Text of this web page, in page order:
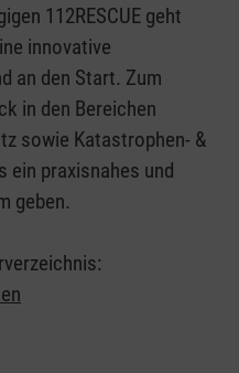
112RESCUE geht
innovative
an den Start. Zum
in den Bereichen
sowie Katastrophen- &
ein praxisnahes und
geben.